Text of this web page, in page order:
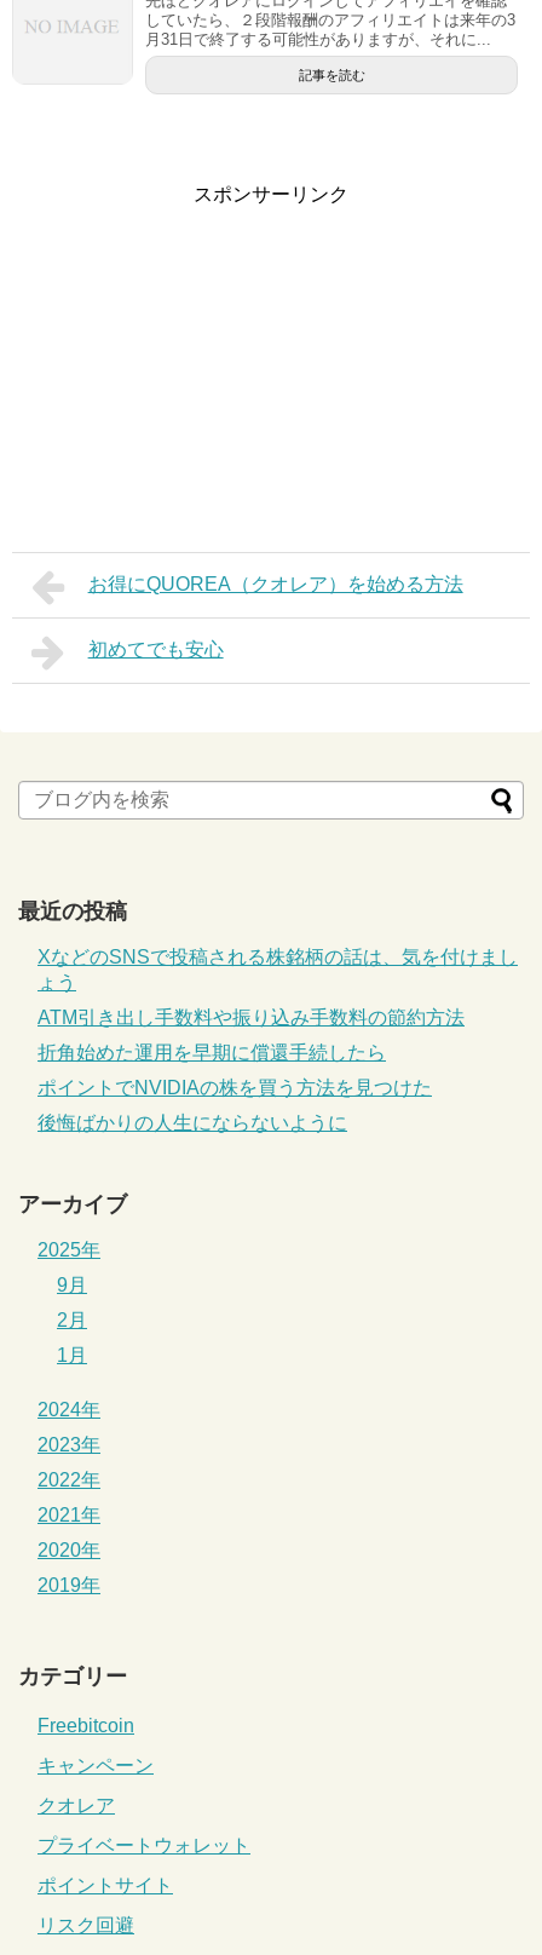
していたら、２段階報酬のアフィリエイトは来年の3
月31日で終了する可能性がありますが、それに...
記事を読む
スポンサーリンク
お得にQUOREA（クオレア）を始める方法
初めてでも安心
最近の投稿
XなどのSNSで投稿される株銘柄の話は、気を付けまし
ょう
ATM引き出し手数料や振り込み手数料の節約方法
折角始めた運用を早期に償還手続したら
ポイントでNVIDIAの株を買う方法を見つけた
後悔ばかりの人生にならないように
アーカイブ
2025年
9月
2月
1月
2024年
2023年
2022年
2021年
2020年
2019年
カテゴリー
Freebitcoin
キャンペーン
クオレア
プライベートウォレット
ポイントサイト
リスク回避